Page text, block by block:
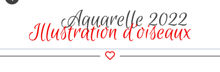
Aquarelle 2022
Illustration d’oiseaux